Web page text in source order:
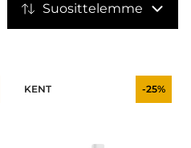
Suosittelemme
KENT -25%